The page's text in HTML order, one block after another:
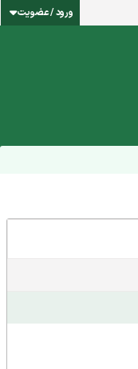
ورود / عضویت